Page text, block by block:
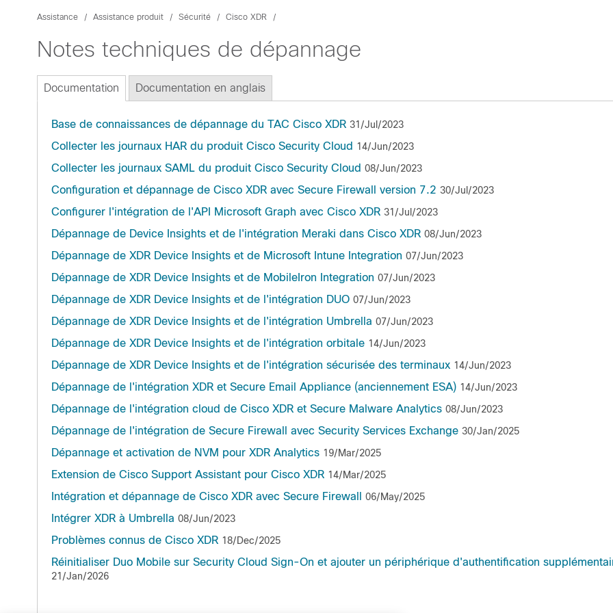
Assistance Assistance produit Sécurité Cisco XDR
Notes techniques de dépannage
Documentation Documentation en anglais
Base de connaissances de dépannage du TAC Cisco XDR 31/Jul/2023
Collecter les journaux HAR du produit Cisco Security Cloud 14/Jun/2023
Collecter les journaux SAML du produit Cisco Security Cloud 08/Jun/2023
Configuration et dépannage de Cisco XDR avec Secure Firewall version 7.2 30/Jul/2023
Configurer l'intégration de l'API Microsoft Graph avec Cisco XDR 31/Jul/2023
Dépannage de Device Insights et de l'intégration Meraki dans Cisco XDR 08/Jun/2023
Dépannage de XDR Device Insights et de Microsoft Intune Integration 07/Jun/2023
Dépannage de XDR Device Insights et de MobileIron Integration 07/Jun/2023
Dépannage de XDR Device Insights et de l'intégration DUO 07/Jun/2023
Dépannage de XDR Device Insights et de l'intégration Umbrella 07/Jun/2023
Dépannage de XDR Device Insights et de l'intégration orbitale 14/Jun/2023
Dépannage de XDR Device Insights et de l'intégration sécurisée des terminaux 14/Jun/2023
Dépannage de l'intégration XDR et Secure Email Appliance (anciennement ESA) 14/Jun/2023
Dépannage de l'intégration cloud de Cisco XDR et Secure Malware Analytics 08/Jun/2023
Dépannage de l'intégration de Secure Firewall avec Security Services Exchange 30/Jan/2025
Dépannage et activation de NVM pour XDR Analytics 19/Mar/2025
Extension de Cisco Support Assistant pour Cisco XDR 14/Mar/2025
Intégration et dépannage de Cisco XDR avec Secure Firewall 06/May/2025
Intégrer XDR à Umbrella 08/Jun/2023
Problèmes connus de Cisco XDR 18/Dec/2025
Réinitialiser Duo Mobile sur Security Cloud Sign-On et ajouter un périphérique d'authentification
21/Jan/2026